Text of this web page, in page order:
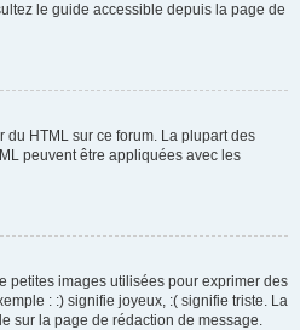
le guide accessible depuis la page de
du HTML sur ce forum. La plupart des
peuvent être appliquées avec les
petites images utilisées pour exprimer des
: :) signifie joyeux, :( signifie triste. La
sur la page de rédaction de message.